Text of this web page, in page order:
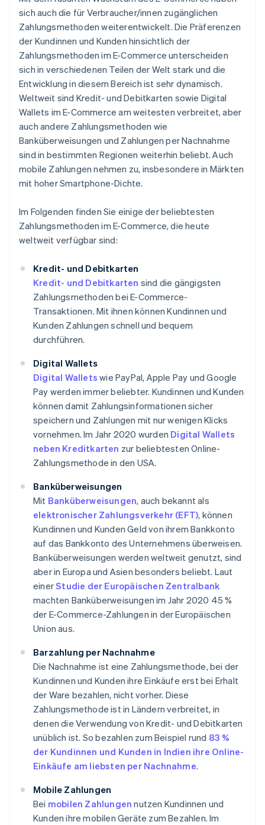
sich auch die für Verbraucher/innen zugänglichen
Zahlungsmethoden weiterentwickelt. Die Präferenzen
der Kundinnen und Kunden hinsichtlich der
Zahlungsmethoden im E-Commerce unterscheiden
sich in verschiedenen Teilen der Welt stark und die
Entwicklung in diesem Bereich ist sehr dynamisch.
Weltweit sind Kredit- und Debitkarten sowie Digital
Wallets im E-Commerce am weitesten verbreitet, aber
auch andere Zahlungsmethoden wie
Banküberweisungen und Zahlungen per Nachnahme
sind in bestimmten Regionen weiterhin beliebt. Auch
mobile Zahlungen nehmen zu, insbesondere in Märkten
mit hoher Smartphone-Dichte.
Im Folgenden finden Sie einige der beliebtesten
Zahlungsmethoden im E-Commerce, die heute
weltweit verfügbar sind:
Kredit- und Debitkarten
Kredit- und Debitkarten sind die gängigsten
Zahlungsmethoden bei E-Commerce-
Transaktionen. Mit ihnen können Kundinnen und
Kunden Zahlungen schnell und bequem
durchführen.
Digital Wallets
Digital Wallets wie PayPal, Apple Pay und Google
Pay werden immer beliebter. Kundinnen und Kunden
können damit Zahlungsinformationen sicher
speichern und Zahlungen mit nur wenigen Klicks
vornehmen. Im Jahr 2020 wurden Digital Wallets
neben Kreditkarten zur beliebtesten Online-
Zahlungsmethode in den USA.
Banküberweisungen
Mit Banküberweisungen, auch bekannt als
elektronischer Zahlungsverkehr (EFT), können
Kundinnen und Kunden Geld von ihrem Bankkonto
auf das Bankkonto des Unternehmens überweisen.
Banküberweisungen werden weltweit genutzt, sind
aber in Europa und Asien besonders beliebt. Laut
einerStudie der Europäischen Zentralbank
machten Banküberweisungen im Jahr 2020 45 %
der E-Commerce-Zahlungen in der Europäischen
Union aus.
Barzahlung per Nachnahme
Die Nachnahme ist eine Zahlungsmethode, bei der
Kundinnen und Kunden ihre Einkäufe erst bei Erhalt
der Ware bezahlen, nicht vorher. Diese
Zahlungsmethode ist in Ländern verbreitet, in
denen die Verwendung von Kredit- und Debitkarten
unüblich ist. So bezahlen zum Beispiel rund 83 %
der Kundinnen und Kunden in Indien ihre Online-
Einkäufe am liebsten per Nachnahme.
Mobile Zahlungen
Bei mobilen Zahlungen nutzen Kundinnen und
Kunden ihre mobilen Geräte zum Bezahlen. Im